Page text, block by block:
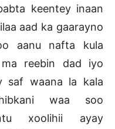
keentey inaan
aad ka gaarayno
aanu nafta kula
reebin dad iyo
saf waana la kala
waa soo
xoolihii ayay